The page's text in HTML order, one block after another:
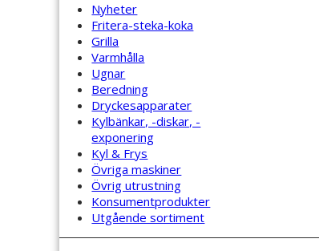
Nyheter
Fritera-steka-koka
Grilla
Varmhålla
Ugnar
Beredning
Dryckesapparater
Kylbänkar, -diskar, -
exponering
Kyl & Frys
Övriga maskiner
Övrig utrustning
Konsumentprodukter
Utgående sortiment